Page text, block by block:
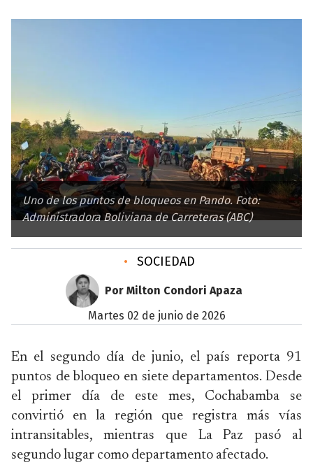
Uno de los puntos de bloqueos en Pando. Foto:
Administradora Boliviana de Carreteras (ABC)
• SOCIEDAD
Por Milton Condori Apaza
martes 02 de junio de 2026
En el segundo día de junio, el país reporta 91
puntos de bloqueo en siete departamentos. Desde
el primer día de este mes, Cochabamba se
convirtió en la región que registra más vías
intransitables, mientras que La Paz pasó al
segundo lugar como departamento afectado.